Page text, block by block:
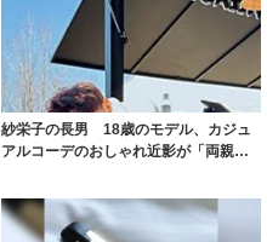
紗栄子の長男 18歳のモデル、カジュ
アルコーデのおしゃれ近影が「両親の